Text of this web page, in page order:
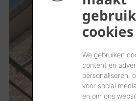
cookies
We gebruiken
content en
personaliseren,
voor social
en om ons